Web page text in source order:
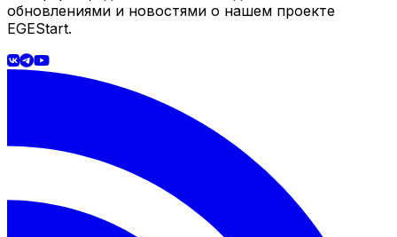
обновлениями и новостями о нашем проекте
EGEStart.